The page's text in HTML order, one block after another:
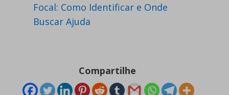
Focal: Como Identificar e Onde
Buscar Ajuda
Compartilhe